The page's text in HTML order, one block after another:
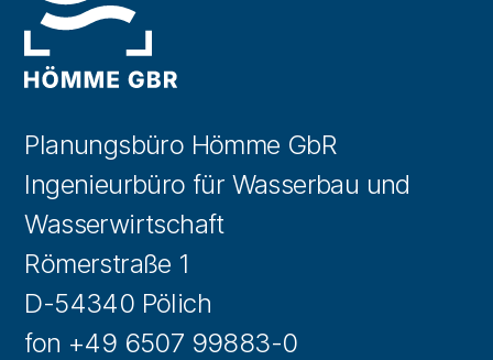
Planungsbüro Hömme GbR
Ingenieurbüro für Wasserbau und
Wasserwirtschaft
Römerstraße 1
D-54340 Pölich
fon +49 6507 99883-0